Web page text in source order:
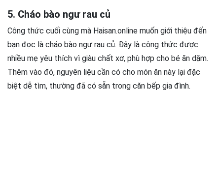
5. Cháo bào ngư rau củ
Công thức cuối cùng mà Haisan.online muốn giới thiệu đến
bạn đọc là cháo bào ngư rau củ. Đây là công thức được
nhiều mẹ yêu thích vì giàu chất xơ, phù hợp cho bé ăn dặm.
Thêm vào đó, nguyên liệu cần có cho món ăn này lại đặc
biệt dễ tìm, thường đã có sẵn trong căn bếp gia đình.